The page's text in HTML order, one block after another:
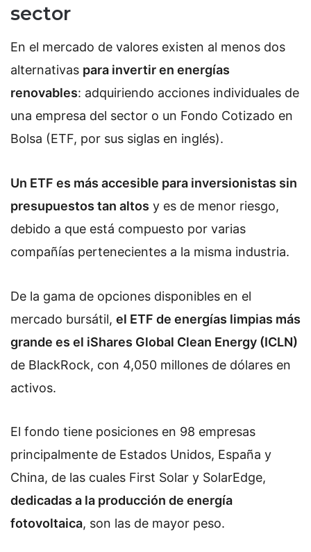
sector
En el mercado de valores existen al menos dos
alternativas para invertir en energías
renovables: adquiriendo acciones individuales de
una empresa del sector o un Fondo Cotizado en
Bolsa (ETF, por sus siglas en inglés).
Un ETF es más accesible para inversionistas sin
presupuestos tan altos y es de menor riesgo,
debido a que está compuesto por varias
compañías pertenecientes a la misma industria.
De la gama de opciones disponibles en el
mercado bursátil, el ETF de energías limpias más
grande es el iShares Global Clean Energy (ICLN)
de BlackRock, con 4,050 millones de dólares en
activos.
El fondo tiene posiciones en 98 empresas
principalmente de Estados Unidos, España y
China, de las cuales First Solar y SolarEdge,
dedicadas a la producción de energía
fotovoltaica, son las de mayor peso.